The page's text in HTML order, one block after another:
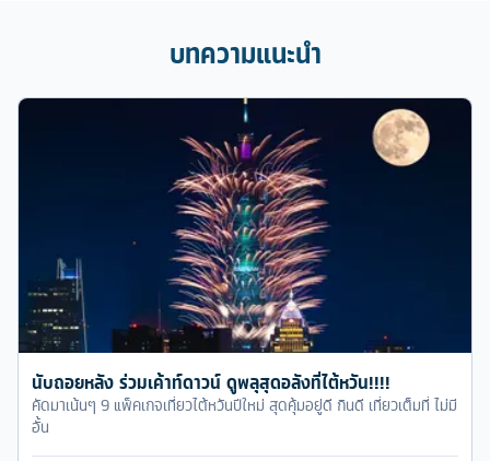
บทความแนะนำ
นับถอยหลัง ร่วมเค้าท์ดาวน์ ดูพลุสุดอลังที่ไต้หวัน!!!!
คัดมาเน้นๆ 9 แพ็คเกจเที่ยวไต้หวันปีใหม่ สุดคุ้มอยู่ดี กินดี เที่ยวเต็มที่ ไม่มี
อั้น